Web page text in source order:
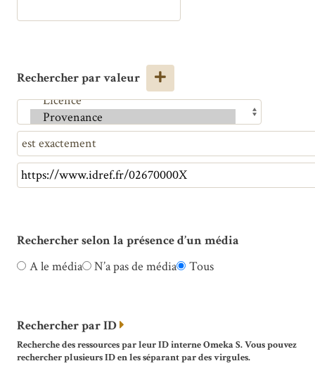
Rechercher par valeur
Rechercher selon la présence d’un média
A le média
N’a pas de média Tous
Rechercher par ID
Recherche des ressources par leur ID interne Omeka S. Vous pouvez
rechercher plusieurs ID en les séparant par des virgules.